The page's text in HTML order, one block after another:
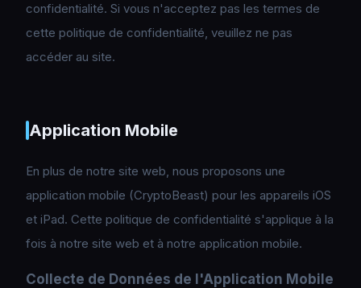
confidentialité. Si vous n'acceptez pas les termes de
cette politique de confidentialité, veuillez ne pas
accéder au site.
Application Mobile
En plus de notre site web, nous proposons une
application mobile (CryptoBeast) pour les appareils iOS
et iPad. Cette politique de confidentialité s'applique à la
fois à notre site web et à notre application mobile.
Collecte de Données de l'Application Mobile